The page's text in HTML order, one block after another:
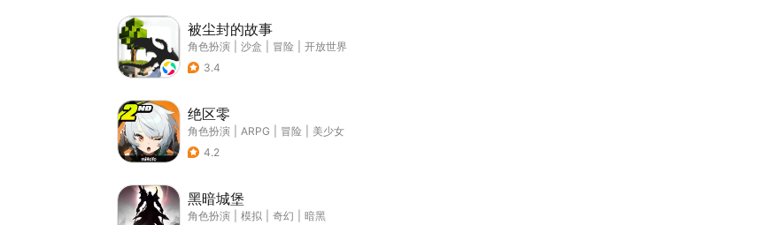
被尘封的故事
角色扮演 沙盒 冒险
开放世界
3.4
绝区零
角色扮演 ARPG 冒险
美少女
4.2
黑暗城堡
角色扮演 模拟 奇幻
暗黑